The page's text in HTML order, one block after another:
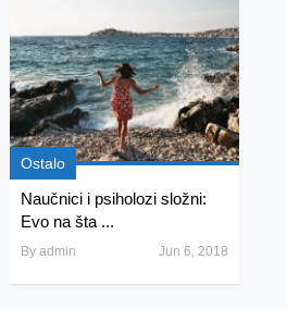
Ostalo
Naučnici i psiholozi složni:
Evo na šta ...
By admin Jun 6, 2018